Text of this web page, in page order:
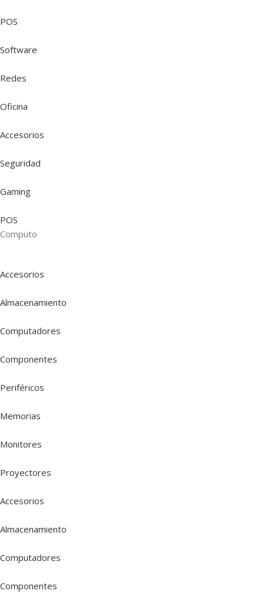
POS
Software
Redes
Oficina
Accesorios
Seguridad
Gaming
POS
Computo
Accesorios
Almacenamiento
Computadores
Componentes
Periféricos
Memorias
Monitores
Proyectores
Accesorios
Almacenamiento
Computadores
Componentes